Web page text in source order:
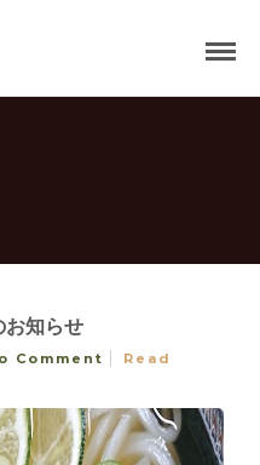
お知らせ
Comment
Read